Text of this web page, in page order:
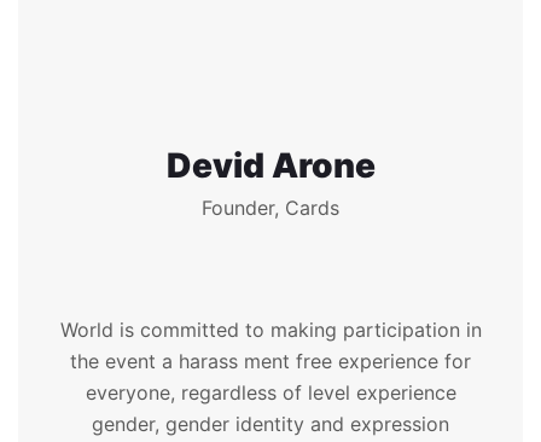
Devid Arone
Founder, Cards
World is committed to making participation in
the event a harass ment free experience for
everyone, regardless of level experience
gender, gender identity and expression